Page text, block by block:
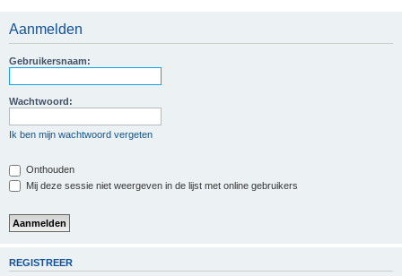
Aanmelden
Gebruikersnaam:
Wachtwoord:
Ik ben mijn wachtwoord vergeten
Onthouden
Mij deze sessie niet weergeven in de lijst met online gebruikers
REGISTREER